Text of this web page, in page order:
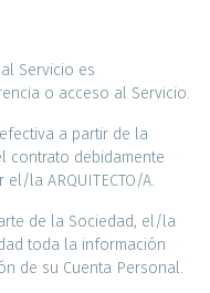
Servicio es
o acceso al Servicio.
a partir de la
contrato debidamente
la ARQUITECTO/A.
de la Sociedad, el/la
toda la información
de su Cuenta Personal.